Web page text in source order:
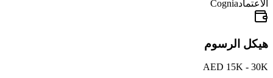
الاعتمادCognia
هيكل الرسوم
AED 15K - 30K